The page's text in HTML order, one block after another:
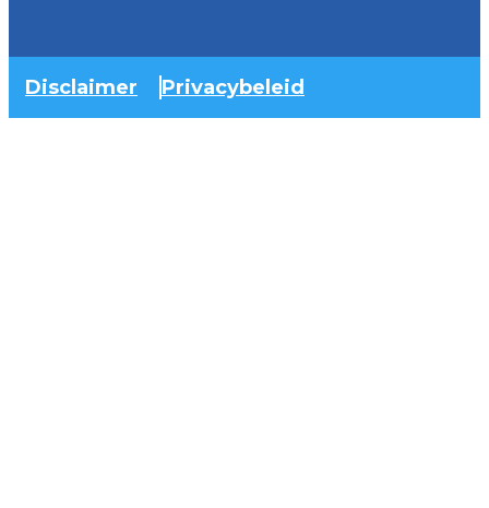
Disclaimer Privacybeleid